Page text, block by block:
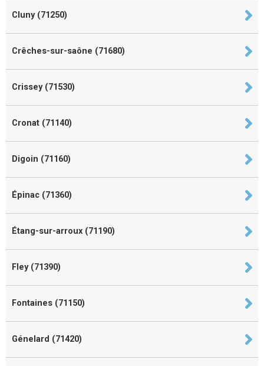
Cluny (71250)
Crêches-sur-saône (71680)
Crissey (71530)
Cronat (71140)
Digoin (71160)
Épinac (71360)
Étang-sur-arroux (71190)
Fley (71390)
Fontaines (71150)
Génelard (71420)